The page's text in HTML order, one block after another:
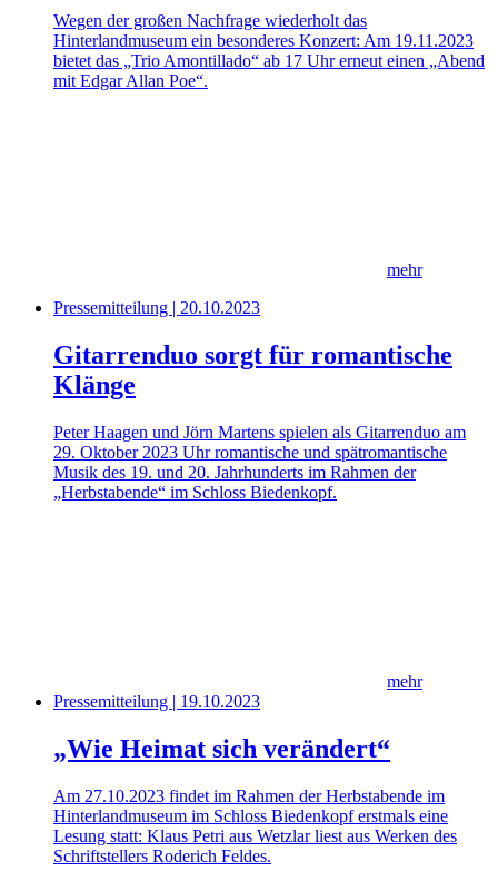
Wegen der großen Nachfrage wiederholt das
Hinterlandmuseum ein besonderes Konzert: Am 19.11.2023
bietet das „Trio Amontillado“ ab 17 Uhr erneut einen „Abend
mit Edgar Allan Poe“.
mehr
Pressemitteilung | 20.10.2023
Gitarrenduo sorgt für romantische
Klänge
Peter Haagen und Jörn Martens spielen als Gitarrenduo am
29. Oktober 2023 Uhr romantische und spätromantische
Musik des 19. und 20. Jahrhunderts im Rahmen der
„Herbstabende“ im Schloss Biedenkopf.
mehr
Pressemitteilung | 19.10.2023
„Wie Heimat sich verändert“
Am 27.10.2023 findet im Rahmen der Herbstabende im
Hinterlandmuseum im Schloss Biedenkopf erstmals eine
Lesung statt: Klaus Petri aus Wetzlar liest aus Werken des
Schriftstellers Roderich Feldes.